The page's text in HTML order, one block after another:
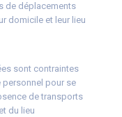
de déplacements
domicile et leur lieu
sont contraintes
personnel pour se
de transports
du lieu